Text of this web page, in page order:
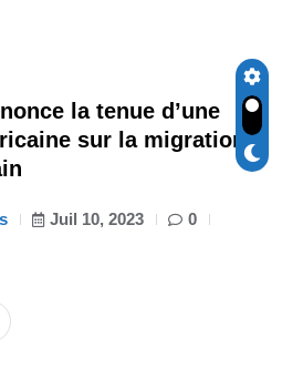
la tenue d’une
sur la migration
Juil 10, 2023
0